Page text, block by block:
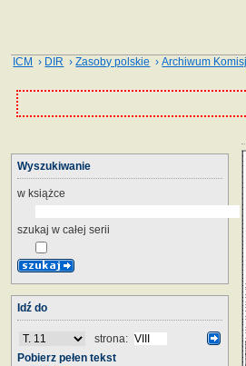
ICM › DIR ›Zasoby polskie ›Archiwum
Wyszukiwanie
w książce
szukaj w całej serii
Idź do
strona:
Pobierz pełen tekst